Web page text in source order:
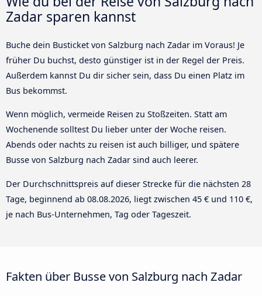
Zadar sparen kannst
Buche dein Busticket von Salzburg nach Zadar im Voraus! Je
früher Du buchst, desto günstiger ist in der Regel der Preis.
Außerdem kannst Du dir sicher sein, dass Du einen Platz im
Bus bekommst.
Wenn möglich, vermeide Reisen zu Stoßzeiten. Statt am
Wochenende solltest Du lieber unter der Woche reisen.
Abends oder nachts zu reisen ist auch billiger, und spätere
Busse von Salzburg nach Zadar sind auch leerer.
Der Durchschnittspreis auf dieser Strecke für die nächsten 28
Tage, beginnend ab 08.08.2026, liegt zwischen 45 € und 110 €,
je nach Bus-Unternehmen, Tag oder Tageszeit.
Fakten über Busse von Salzburg nach Zadar